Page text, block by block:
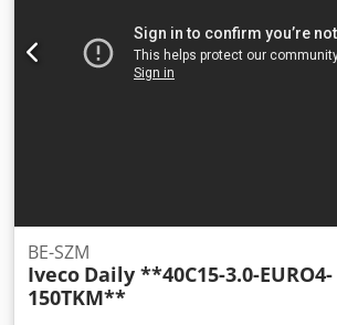
BE-SZM
Iveco Daily **40C15-3.0-EURO4-
150TKM**